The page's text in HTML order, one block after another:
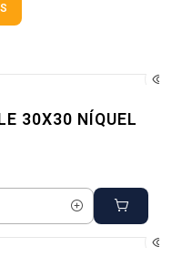
30X30 NÍQUEL